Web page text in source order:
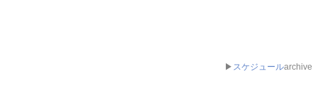
▶ スケジュールarchive